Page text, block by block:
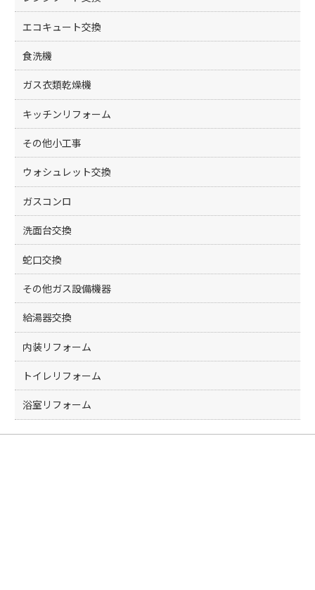
エコキュート交換
食洗機
ガス衣類乾燥機
キッチンリフォーム
その他小工事
ウォシュレット交換
ガスコンロ
洗面台交換
蛇口交換
その他ガス設備機器
給湯器交換
内装リフォーム
トイレリフォーム
浴室リフォーム